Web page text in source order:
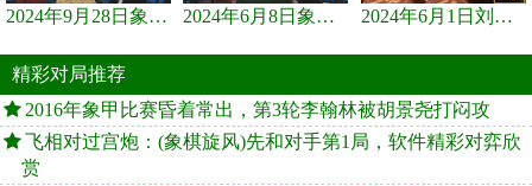
2024年9月28日象棋世界栏目，刘君、蒋川讲解了第九届杨官璘杯象棋... 2024年6月8日象棋世界，刘君、蒋川讲解了第九届杨官璘杯全国象棋... 2024年6月1日刘君、蒋川讲解第三届上海杯象棋大师赛谢靖与李少庚...
精彩对局推荐
2016年象甲比赛昏着常出，第3轮李翰林被胡景尧打闷攻
飞相对过宫炮：(象棋旋风)先和对手第1局，软件精彩对弈欣
赏